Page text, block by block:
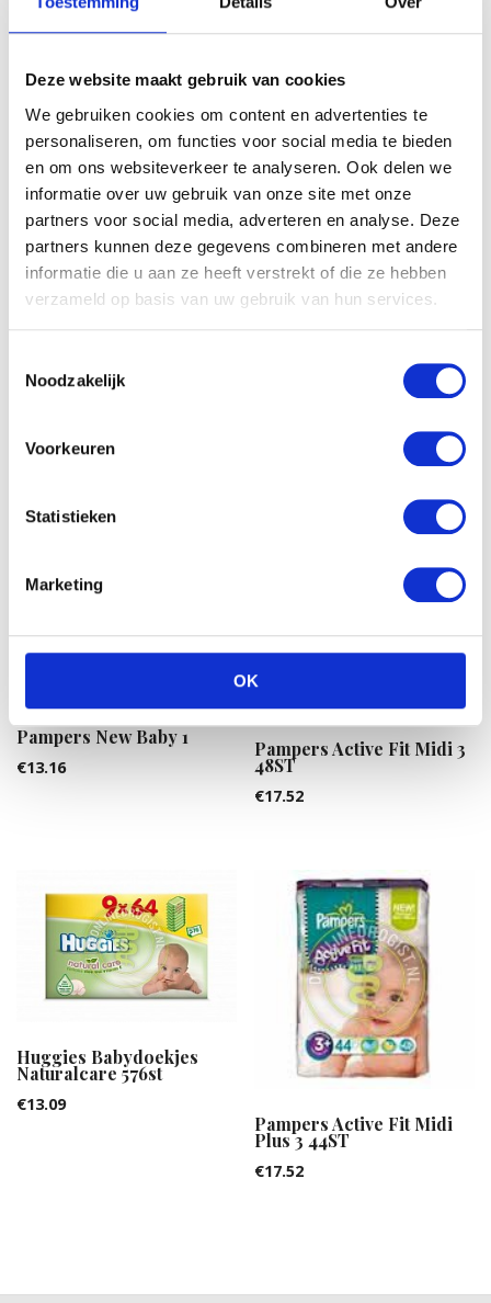
Deze website maakt gebruik van cookies
We gebruiken cookies om content en advertenties te
personaliseren, om functies voor social media te bieden
en om ons websiteverkeer te analyseren. Ook delen we
informatie over uw gebruik van onze site met onze
partners voor social media, adverteren en analyse. Deze
partners kunnen deze gegevens combineren met andere
informatie die u aan ze heeft verstrekt of die ze hebben
verzameld op basis van uw gebruik van hun services.
Noodzakelijk
Voorkeuren
Statistieken
Marketing
OK
Je e-mailadres wordt niet gepubliceerd.
Vereiste velden zijn
Je beoordeling*
Naam *
E-mail
Gerelateerde producten
Pampers New Baby 1
€13.16
Pampers Active Fit Midi 3
48ST
€17.52
Huggies Babydoekjes
Naturalcare 576st
€13.09
Pampers Active Fit Midi
Plus 3 44ST
€17.52